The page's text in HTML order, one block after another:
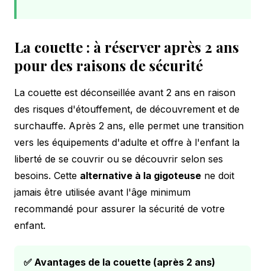
La couette : à réserver après 2 ans
pour des raisons de sécurité
La couette est déconseillée avant 2 ans en raison
des risques d'étouffement, de découvrement et de
surchauffe. Après 2 ans, elle permet une transition
vers les équipements d'adulte et offre à l'enfant la
liberté de se couvrir ou se découvrir selon ses
besoins. Cette alternative à la gigoteuse ne doit
jamais être utilisée avant l'âge minimum
recommandé pour assurer la sécurité de votre
enfant.
✅ Avantages de la couette (après 2 ans)